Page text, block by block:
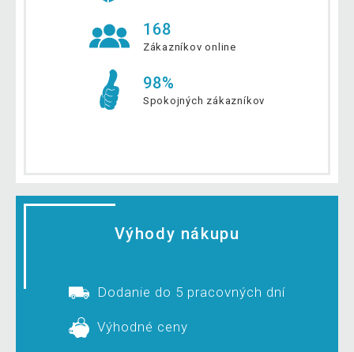
168
Zákazníkov online
98%
Spokojných zákazníkov
Výhody nákupu
Dodanie do 5 pracovných dní
Výhodné ceny